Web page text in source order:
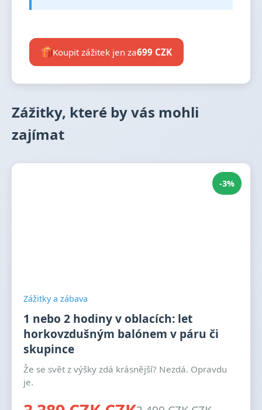
Koupit zážitek jen za699 CZK
Zážitky, které by vás mohli
zajímat
-3%
Zážitky a zábava
1 nebo 2 hodiny v oblacích: let
horkovzdušným balónem v páru či
skupince
Že se svět z výšky zdá krásnější? Nezdá. Opravdu
je.